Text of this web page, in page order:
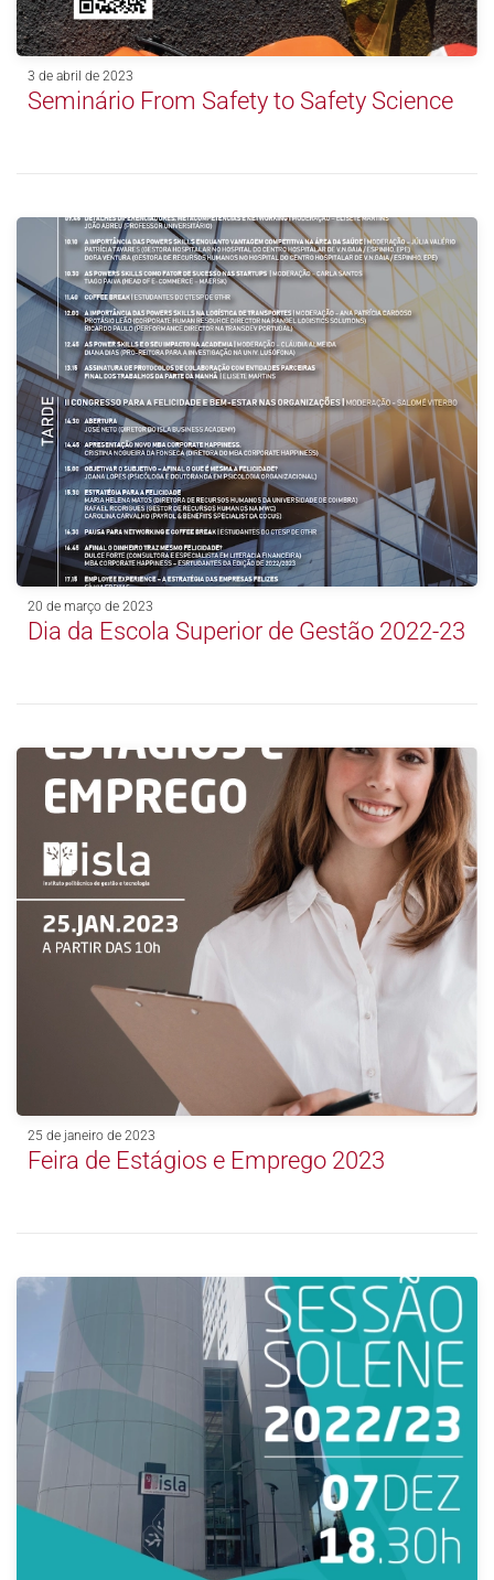
3 de abril de 2023
Seminário From Safety to Safety Science
20 de março de 2023
Dia da Escola Superior de Gestão 2022-23
25 de janeiro de 2023
Feira de Estágios e Emprego 2023